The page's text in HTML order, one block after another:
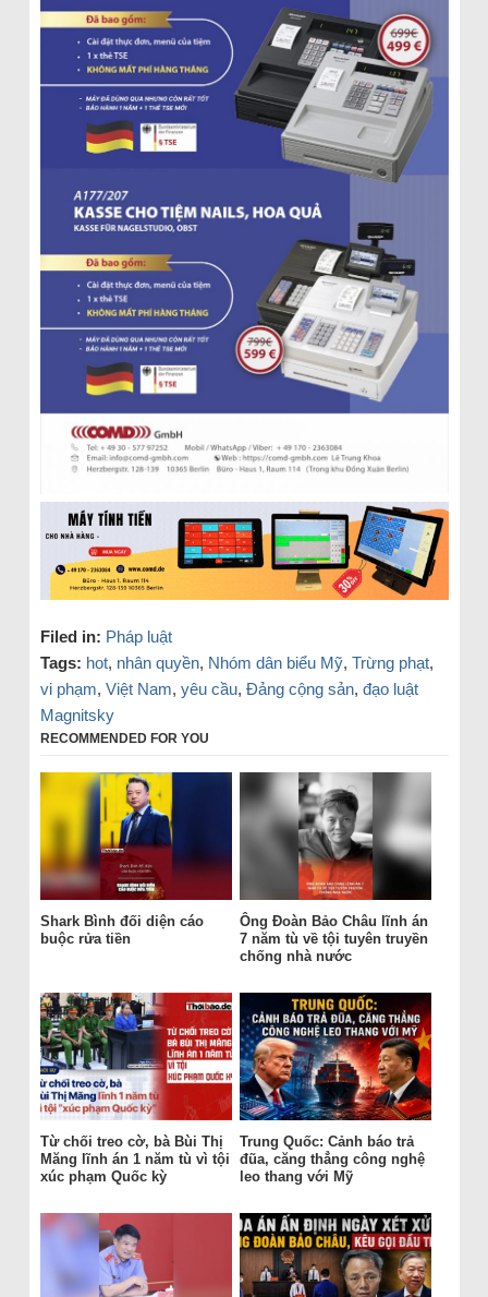
Filed in: Pháp luật
Tags: hot, nhân quyền, Nhóm dân biểu Mỹ, Trừng phạt,
vi phạm, Việt Nam, yêu cầu, Đảng cộng sản, đạo luật
Magnitsky
RECOMMENDED FOR YOU
Shark Bình đối diện cáo
buộc rửa tiền
Ông Đoàn Bảo Châu lĩnh án
7 năm tù về tội tuyên truyền
chống nhà nước
Từ chối treo cờ, bà Bùi Thị
Măng lĩnh án 1 năm tù vì tội
xúc phạm Quốc kỳ
Trung Quốc: Cảnh báo trả
đũa, căng thẳng công nghệ
leo thang với Mỹ